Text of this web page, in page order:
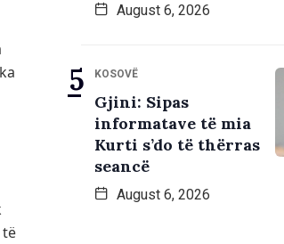
August 6, 2026
KOSOVË
Gjini: Sipas
informatave të mia
Kurti s’do të thërras
seancë
August 6, 2026